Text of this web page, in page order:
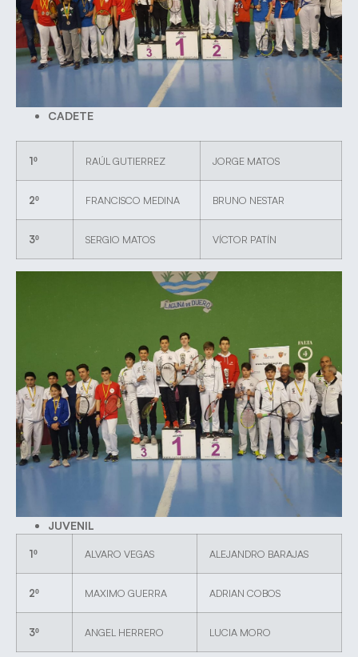
CADETE
1º RAÚL GUTIERREZ JORGE MATOS
2º FRANCISCO MEDINA BRUNO NESTAR
3º SERGIO MATOS VÍCTOR PATÍN
JUVENIL
1º ALVARO VEGAS ALEJANDRO BARAJAS
2º MAXIMO GUERRA ADRIAN COBOS
3º ANGEL HERRERO LUCIA MORO